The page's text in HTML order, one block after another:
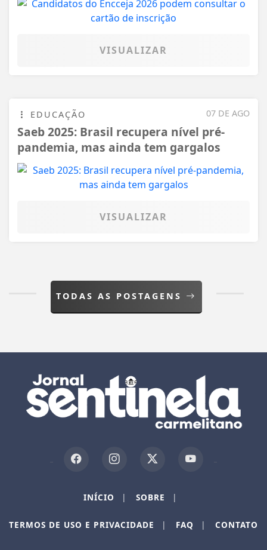
VISUALIZAR
07 DE AGO
EDUCAÇÃO
Saeb 2025: Brasil recupera nível pré-
pandemia, mas ainda tem gargalos
VISUALIZAR
TODAS AS POSTAGENS
INÍCIO | SOBRE |
TERMOS DE USO E PRIVACIDADE | FAQ | CONTATO
Esse site utiliza cookies para melhorar sua
entendemos que você concorda com nossos Termos